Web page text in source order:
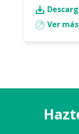
Ver más